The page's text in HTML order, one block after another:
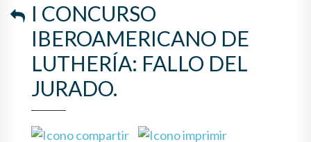
I CONCURSO
IBEROAMERICANO DE
LUTHERÍA: FALLO DEL
JURADO.